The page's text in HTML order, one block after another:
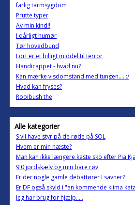
farlig tarmsygdom
Prutte typer
Av min kind!!
I dårligt humør
Tør hovedbund
Lort er et billigt middel til terror
Handicappet - hvad nu?
Kan mærke visdomstand med tungen.... :/
Hvad kan fryses?
Rooibush the
Alle kategorier
S vil have styr på de røde på SOL
Hvem er min næste?
Man kan ikke længere kaste sko efter Pia
9.0 jordskælv og min bare røv
Er der nogle gamle debattører I savner?
Er DF også skyld i "en kommende klima
Jeg har brug for hjælp.....